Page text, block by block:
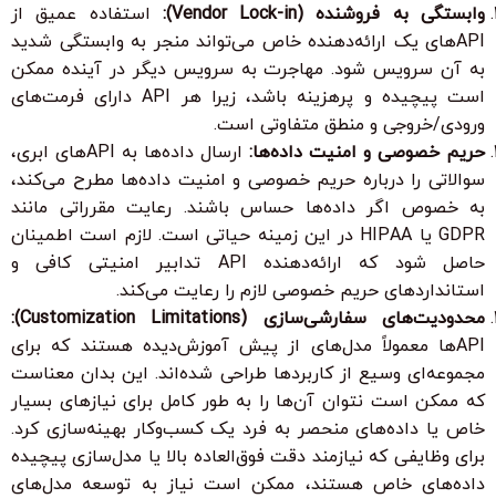
وابستگی به فروشنده (Vendor Lock-in):
استفاده عمیق از
APIهای یک ارائه‌دهنده خاص می‌تواند منجر به وابستگی شدید
به آن سرویس شود. مهاجرت به سرویس دیگر در آینده ممکن
است پیچیده و پرهزینه باشد، زیرا هر API دارای فرمت‌های
ورودی/خروجی و منطق متفاوتی است.
حریم خصوصی و امنیت داده‌ها:
ارسال داده‌ها به APIهای ابری،
سوالاتی را درباره حریم خصوصی و امنیت داده‌ها مطرح می‌کند،
به خصوص اگر داده‌ها حساس باشند. رعایت مقرراتی مانند
GDPR یا HIPAA در این زمینه حیاتی است. لازم است اطمینان
حاصل شود که ارائه‌دهنده API تدابیر امنیتی کافی و
استانداردهای حریم خصوصی لازم را رعایت می‌کند.
محدودیت‌های سفارشی‌سازی (Customization Limitations):
APIها معمولاً مدل‌های از پیش آموزش‌دیده هستند که برای
مجموعه‌ای وسیع از کاربردها طراحی شده‌اند. این بدان معناست
که ممکن است نتوان آن‌ها را به طور کامل برای نیازهای بسیار
خاص یا داده‌های منحصر به فرد یک کسب‌وکار بهینه‌سازی کرد.
برای وظایفی که نیازمند دقت فوق‌العاده بالا یا مدل‌سازی پیچیده
داده‌های خاص هستند، ممکن است نیاز به توسعه مدل‌های